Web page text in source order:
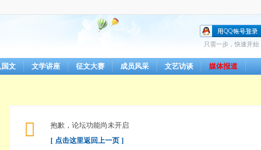
只需一步，快速开始
国文 文学讲座 征文大赛 成员风采 文艺访谈 媒体报道
抱歉，论坛功能尚未开启
[ 点击这里返回上一页 ]